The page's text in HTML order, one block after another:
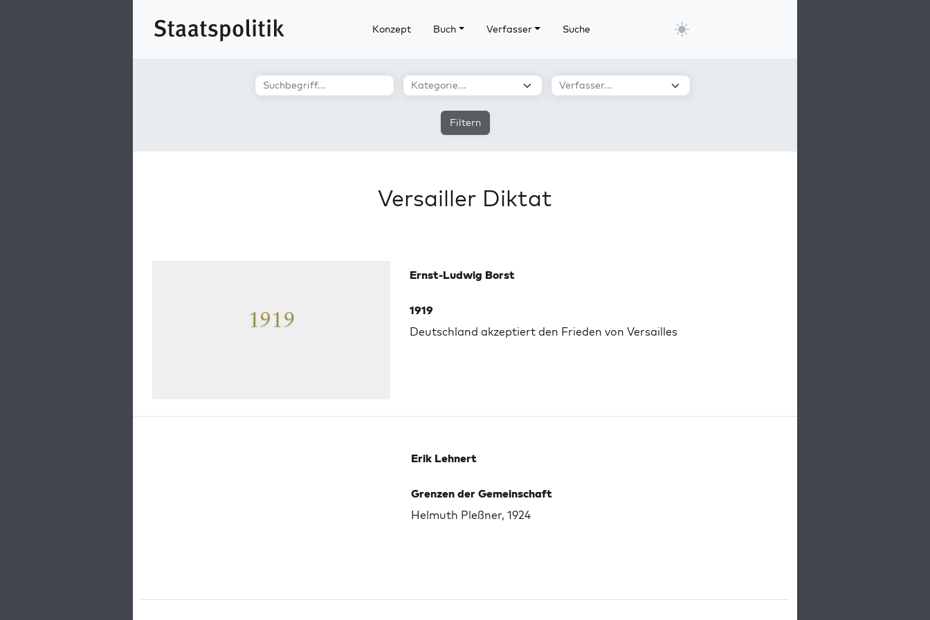
Konzept Buch Verfasser Suche
Filtern
Versailler Diktat
Ernst-Ludwig Borst
1919
Deutschland akzeptiert den Frieden von Versailles
Erik Lehnert
Grenzen der Gemeinschaft
Helmuth Pleßner, 1924